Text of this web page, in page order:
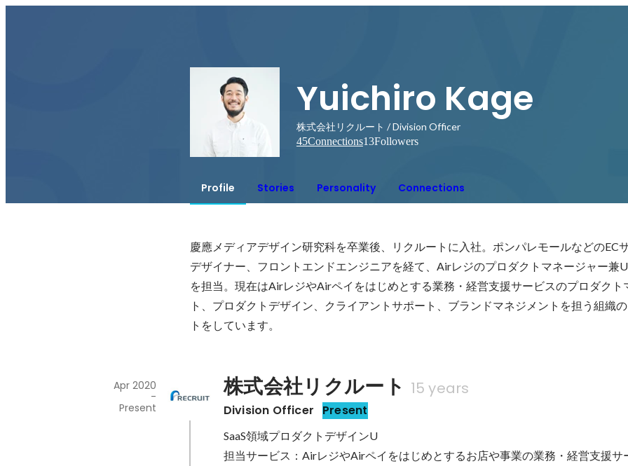
Yuichiro Kage
株式会社リクルート / Division Officer
45Connections13Followers
Profile Stories Personality Connections
慶應メディアデザイン研究科を卒業後、リクルートに入社。ポンパレモールなどのEC
デザイナー、フロントエンドエンジニアを経て、Airレジのプロダクトマネージャー兼
を担当。現在はAirレジやAirペイをはじめとする業務・経営支援サービスのプロダクト
ト、プロダクトデザイン、クライアントサポート、ブランドマネジメントを担う組織
トをしています。
株式会社リクルート 15 years
Division Officer Present
Apr 2020
-
Present
SaaS領域プロダクトデザインU
担当サービス：AirレジやAirペイをはじめとするお店や事業の業務・経営支援サ